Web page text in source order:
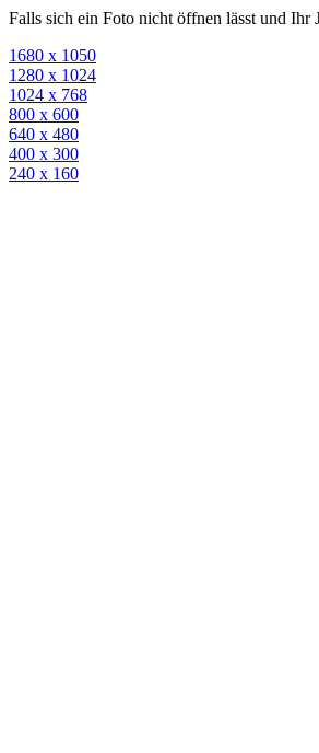
Falls sich ein Foto nicht öffnen lässt und Ihr
1680 x 1050
1280 x 1024
1024 x 768
800 x 600
640 x 480
400 x 300
240 x 160